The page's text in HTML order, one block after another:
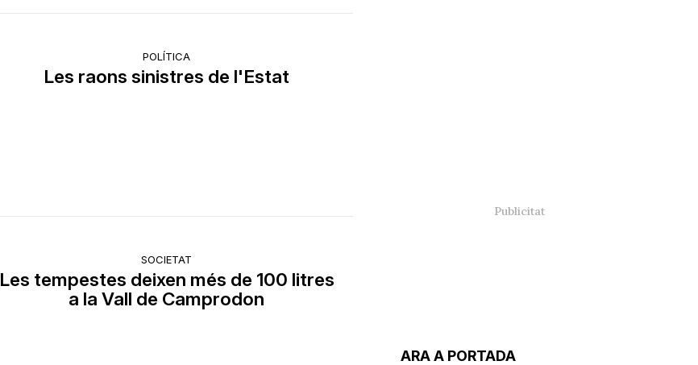
POLÍTICA
Les raons sinistres de l'Estat
SOCIETAT
Les tempestes deixen més de 100 litres
a la Vall de Camprodon
ARA A PORTADA